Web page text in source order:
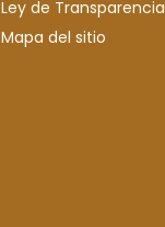
Ley de Transparencia
Mapa del sitio